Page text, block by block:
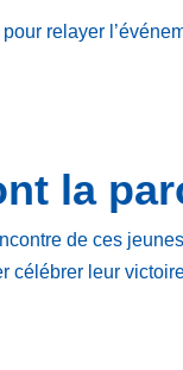
relayer
la
de ces
célébrer leur